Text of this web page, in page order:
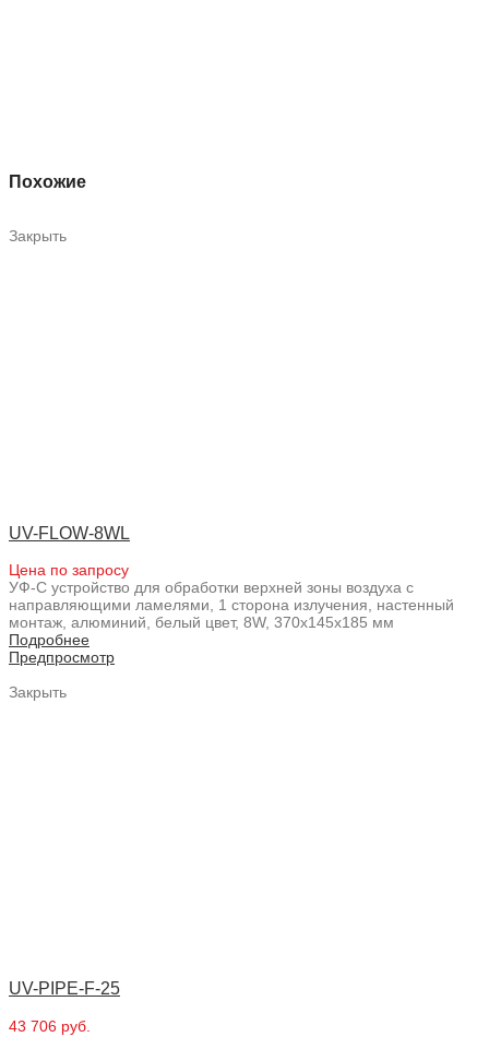
Похожие
Закрыть
UV-FLOW-8WL
Цена по запросу
УФ-С устройство для обработки верхней зоны воздуха с
направляющими ламелями, 1 сторона излучения, настенный
монтаж, алюминий, белый цвет, 8W, 370x145x185 мм
Подробнее
Предпросмотр
Закрыть
UV-PIPE-F-25
43 706 руб.